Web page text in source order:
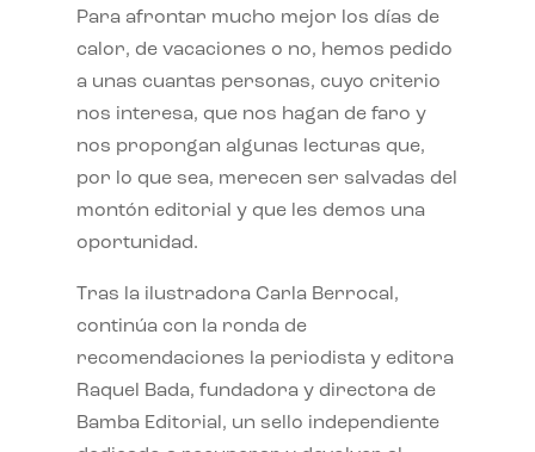
Para afrontar mucho mejor los días de
calor, de vacaciones o no, hemos pedido
a unas cuantas personas, cuyo criterio
nos interesa, que nos hagan de faro y
nos propongan algunas lecturas que,
por lo que sea, merecen ser salvadas del
montón editorial y que les demos una
oportunidad.
Tras la ilustradora Carla Berrocal,
continúa con la ronda de
recomendaciones la periodista y editora
Raquel Bada, fundadora y directora de
Bamba Editorial, un sello independiente